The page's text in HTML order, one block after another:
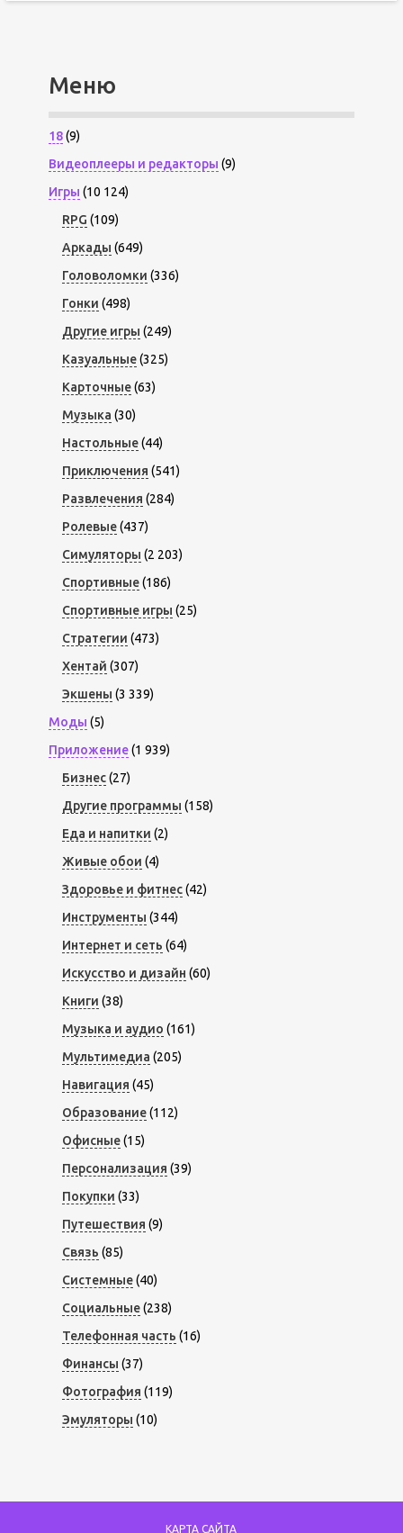
Меню
18(9)
Видеоплееры и редакторы (9)
Игры (10 124)
RPG (109)
Аркады (649)
Головоломки (336)
Гонки (498)
Другие игры (249)
Казуальные(325)
Карточные(63)
Музыка (30)
Настольные(44)
Приключения (541)
Развлечения (284)
Ролевые(437)
Симуляторы (2 203)
Спортивные(186)
Спортивные игры (25)
Стратегии (473)
Хентай (307)
Экшены (3 339)
Моды (5)
Приложение(1 939)
Бизнес(27)
Другие программы (158)
Еда и напитки (2)
Живые обои (4)
Здоровье и фитнес(42)
Инструменты (344)
Интернет и сеть (64)
Искусство и дизайн (60)
Книги (38)
Музыка и аудио (161)
Мультимедиа (205)
Навигация (45)
Образование(112)
Офисные(15)
Персонализация (39)
Покупки (33)
Путешествия (9)
Связь (85)
Системные(40)
Социальные(238)
Телефонная часть (16)
Финансы (37)
Фотография (119)
Эмуляторы (10)
КАРТА САЙТА